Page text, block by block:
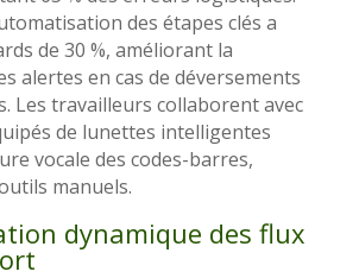
des étapes clés a
de 30 %, améliorant la
alertes en cas de déversements
Les travailleurs collaborent avec
de lunettes intelligentes
vocale des codes-barres,
manuels.
dynamique des flux